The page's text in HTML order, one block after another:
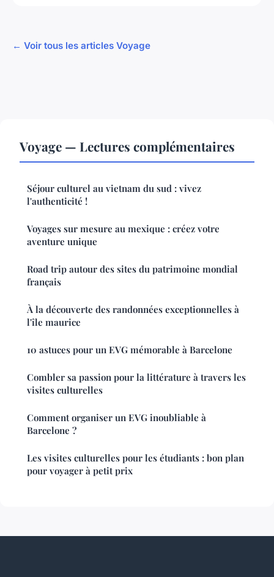
← Voir tous les articles Voyage
Voyage — Lectures complémentaires
Séjour culturel au vietnam du sud : vivez
l'authenticité !
Voyages sur mesure au mexique : créez votre
aventure unique
Road trip autour des sites du patrimoine mondial
français
À la découverte des randonnées exceptionnelles à
l'île maurice
10 astuces pour un EVG mémorable à Barcelone
Combler sa passion pour la littérature à travers les
visites culturelles
Comment organiser un EVG inoubliable à
Barcelone ?
Les visites culturelles pour les étudiants : bon plan
pour voyager à petit prix